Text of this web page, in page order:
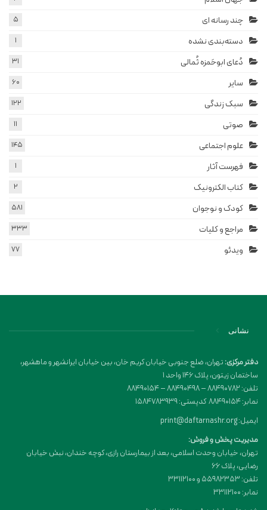
چند رسانه ای 5
دسته‌بندی نشده 1
دُعای ابوحَمزه ثُمالی 31
سایر 60
سبک زندگی 122
صوتی 11
علوم اجتماعی 145
فهرست آثار 1
کتاب الکترونیک 2
کودک و نوجوان 581
مراجع و کلیات 333
ویدئو 77
نشانی
دفتر مرکزی:تهران، ضلع جنوبی خیابان کریم خان، بین خیابان ایرانشهر و ماهشهر،
ساختمان زیتون، پلاک 146 واحد 1
تلفن: 88490782 – 88490498 – 88490154
نمابر: 88490154 کدپستی: 1584783939
ایمیل: print@daftarnashr.org
مدیریت پخش و فروش:
تهران، خیابان وحدت اسلامی، بعد از بیمارستان رازی، کوچه خندان، نبش خیابان
رضایی، پلاک ۶۶
تلفن: 55982353 و 33112100
نمابر: 33112100